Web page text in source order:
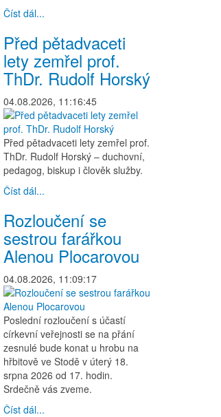
Číst dál...
Před pětadvaceti
lety zemřel prof.
ThDr. Rudolf Horský
04.08.2026, 11:16:45
Před pětadvaceti lety zemřel prof.
ThDr. Rudolf Horský – duchovní,
pedagog, biskup i člověk služby.
Číst dál...
Rozloučení se
sestrou farářkou
Alenou Plocarovou
04.08.2026, 11:09:17
Poslední rozloučení s účastí
církevní veřejnosti se na přání
zesnulé bude konat u hrobu na
hřbitově ve Stodě v úterý 18.
srpna 2026 od 17. hodin.
Srdečně vás zveme.
Číst dál...